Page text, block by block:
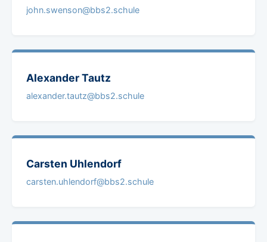
john.swenson@bbs2.schule
AlexanderTautz
alexander.tautz@bbs2.schule
Carsten Uhlendorf
carsten.uhlendorf@bbs2.schule